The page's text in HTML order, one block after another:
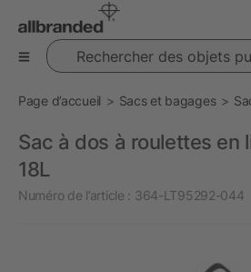
Rechercher des objets publicitaires
Page d’accueil Sacs et bagages
Sac à dos à roulettes en
18L
Numéro de l’article : 364-LT95292-044